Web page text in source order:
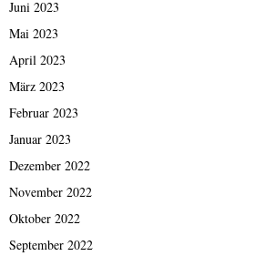
Juni 2023
Mai 2023
April 2023
März 2023
Februar 2023
Januar 2023
Dezember 2022
November 2022
Oktober 2022
September 2022